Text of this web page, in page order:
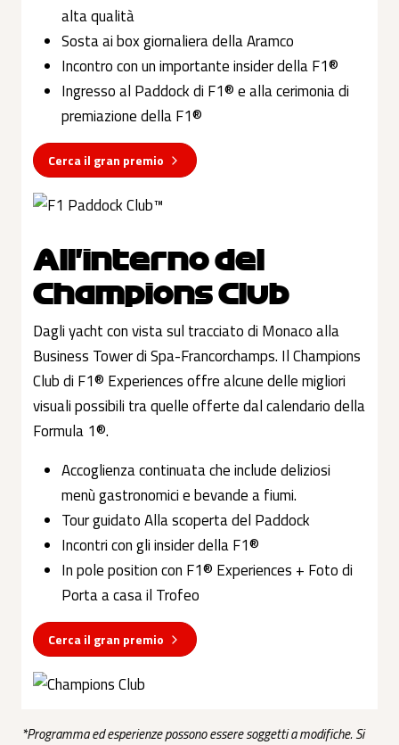
alta qualità
Sosta ai box giornaliera della Aramco
Incontro con un importante insider della F1®
Ingresso al Paddock di F1® e alla cerimonia di
premiazione della F1®
Cerca il gran premio
All'interno del
Champions Club
Dagli yacht con vista sul tracciato di Monaco alla
Business Tower di Spa-Francorchamps. Il Champions
Club di F1® Experiences offre alcune delle migliori
visuali possibili tra quelle offerte dal calendario della
Formula 1®.
Accoglienza continuata che include deliziosi
menù gastronomici e bevande a fiumi.
Tour guidato Alla scoperta del Paddock
Incontri con gli insider della F1®
In pole position con F1® Experiences + Foto di
Porta a casa il Trofeo
Cerca il gran premio
*Programma ed esperienze possono essere soggetti a modifiche. Si